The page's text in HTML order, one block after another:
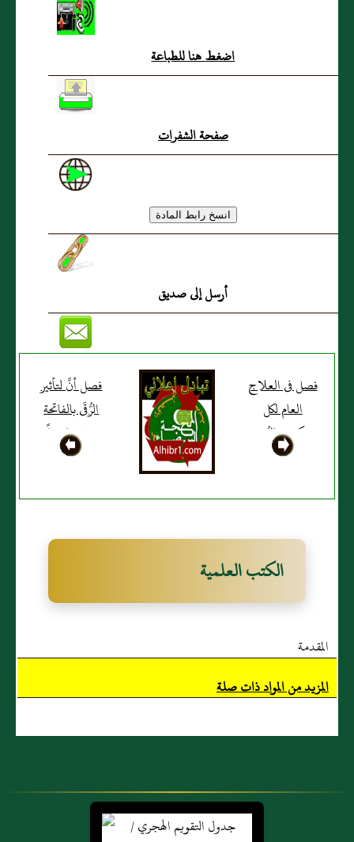
اضغط هنا للطباعة
صفحة الشفرات
أرسل إلى صديق
فصل فى العلاج
العام لكل
شكوى بالرُّقية
الإلهية
فصل أنَّ لتأثير
الرُّقَى بالفاتحة
وغيرها سراً
بديعاً فى علاج
الكتب العلمية
المقدمة
المزيد من المواد ذات صلة